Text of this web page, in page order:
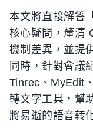
本文將直接解答
核心疑問，釐清
機制差異，並提
同時，針對會議
Tinrec、MyEdit
轉文字工具，幫
將易逝的語音转